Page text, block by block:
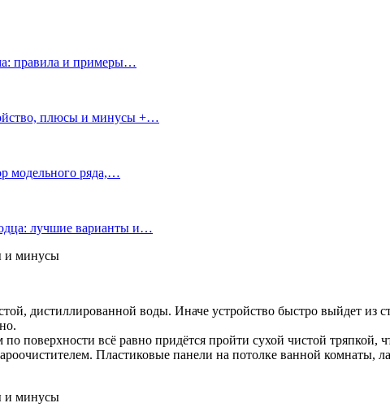
правила и примеры…
плюсы и минусы +…
модельного ряда,…
лучшие варианты и…
дистиллированной воды. Иначе устройство быстро выйдет из
поверхности всё равно придётся пройти сухой чистой тряпкой,
Пластиковые панели на потолке ванной комнаты,